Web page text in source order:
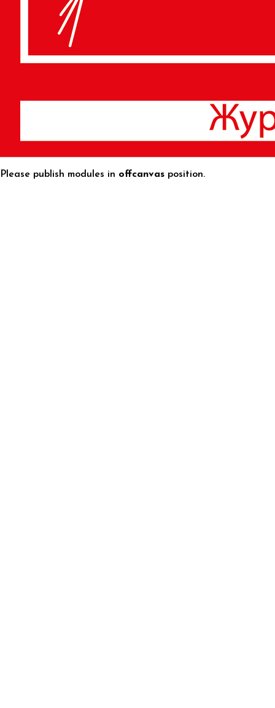
Please publish modules in offcanvas position.